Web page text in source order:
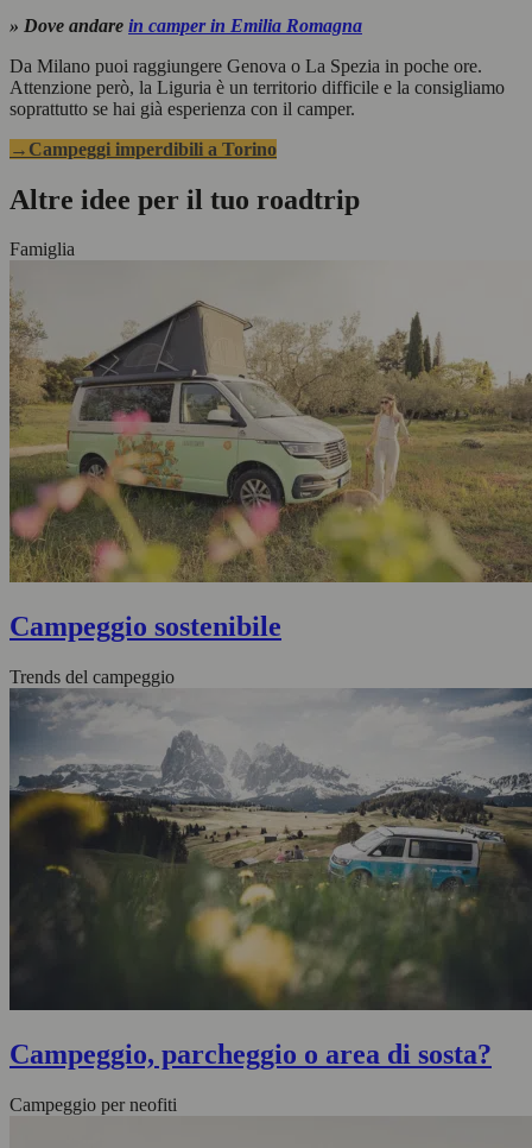
» Dove andare in camper in Emilia Romagna
Da Milano puoi raggiungere Genova o La Spezia in poche ore.
Attenzione però, la Liguria è un territorio difficile e la consigliamo
soprattutto se hai già esperienza con il camper.
→Campeggi imperdibili a Torino
Altre idee per il tuo roadtrip
Famiglia
Campeggio sostenibile
Trends del campeggio
Campeggio, parcheggio o area di sosta?
Campeggio per neofiti